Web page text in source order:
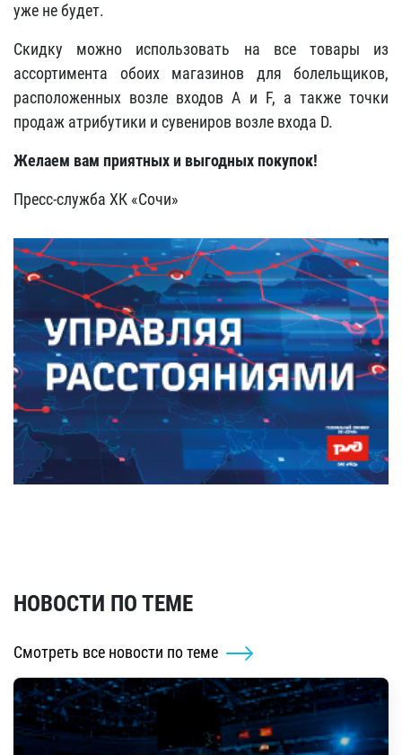
уже не будет.
Скидку можно использовать на все товары из
ассортимента обоих магазинов для болельщиков,
расположенных возле входов А и F, а также точки
продаж атрибутики и сувениров возле входа D.
Желаем вам приятных и выгодных покупок!
Пресс-служба ХК «Сочи»
НОВОСТИ ПО ТЕМЕ
Смотреть все новости по теме